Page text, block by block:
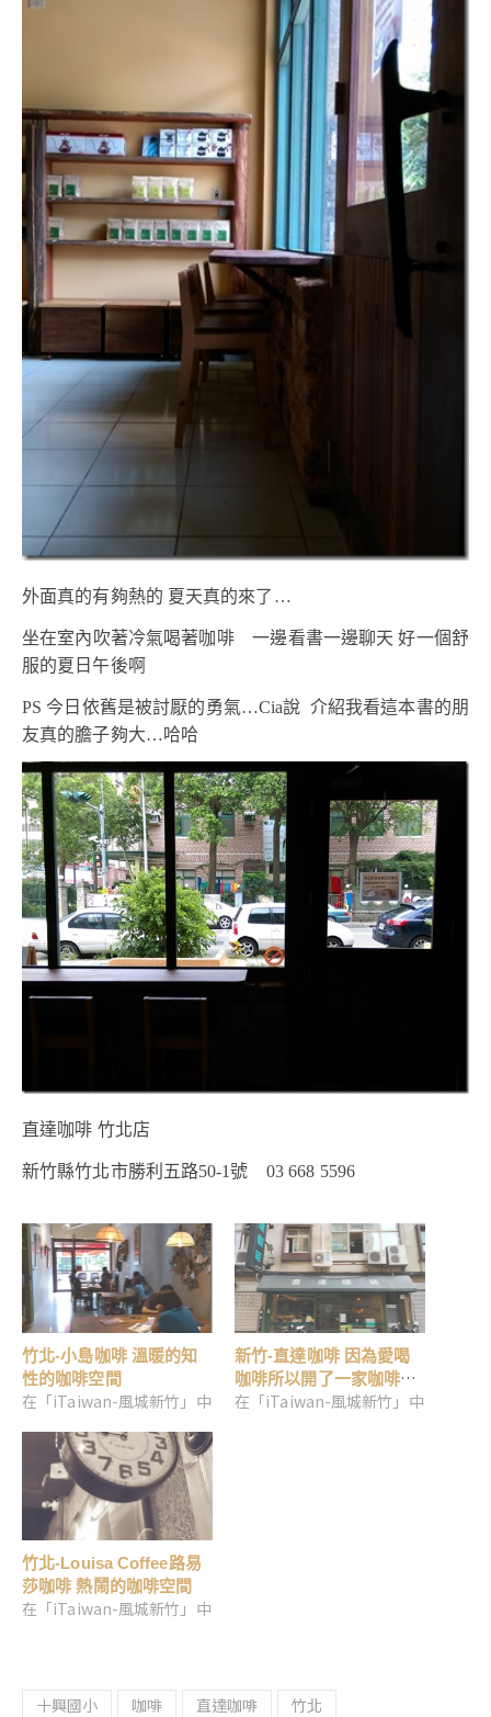
外面真的有夠熱的 夏天真的來了…
坐在室內吹著冷氣喝著咖啡 一邊看書一邊聊天 好一個舒
服的夏日午後啊
PS 今日依舊是被討厭的勇氣…Cia說 介紹我看這本書的朋
友真的膽子夠大…哈哈
直達咖啡 竹北店
新竹縣竹北市勝利五路50-1號 03 668 5596
竹北-小島咖啡 溫暖的知
性的咖啡空間
在「iTaiwan-風城新竹」中
新竹-直達咖啡 因為愛喝
咖啡所以開了一家咖啡
店…有心人的咖啡館
在「iTaiwan-風城新竹」中
竹北-Louisa Coffee路易
莎咖啡 熱鬧的咖啡空間
在「iTaiwan-風城新竹」中
十興國小 咖啡 直達咖啡 竹北